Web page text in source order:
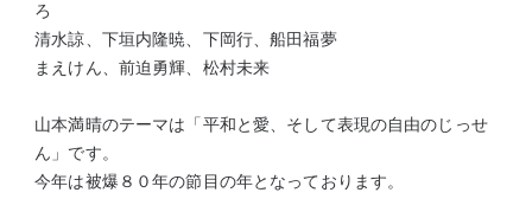
ろ
清水諒、下垣内隆暁、下岡行、船田福夢
まえけん、前迫勇輝、松村未来
山本満晴のテーマは「平和と愛、そして表現の自由のじっせ
ん」です。
今年は被爆８０年の節目の年となっております。